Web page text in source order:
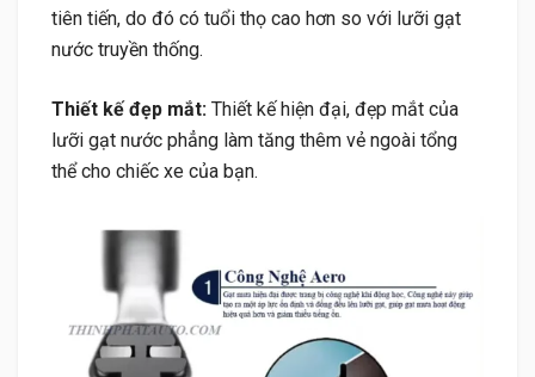
tiên tiến, do đó có tuổi thọ cao hơn so với lưỡi gạt
nước truyền thống.
Thiết kế đẹp mắt: Thiết kế hiện đại, đẹp mắt của
lưỡi gạt nước phẳng làm tăng thêm vẻ ngoài tổng
thể cho chiếc xe của bạn.